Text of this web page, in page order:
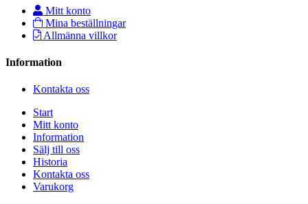
Mitt konto
Mina beställningar
Allmänna villkor
Information
Kontakta oss
Start
Mitt konto
Information
Sälj till oss
Historia
Kontakta oss
Varukorg